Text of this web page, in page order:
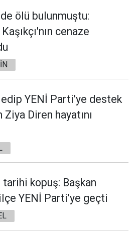
ölü bulunmuştu:
cenaze
YENİ Parti'ye destek
Ziya Diren hayatını
kopuş: Başkan
YENİ Parti'ye geçti